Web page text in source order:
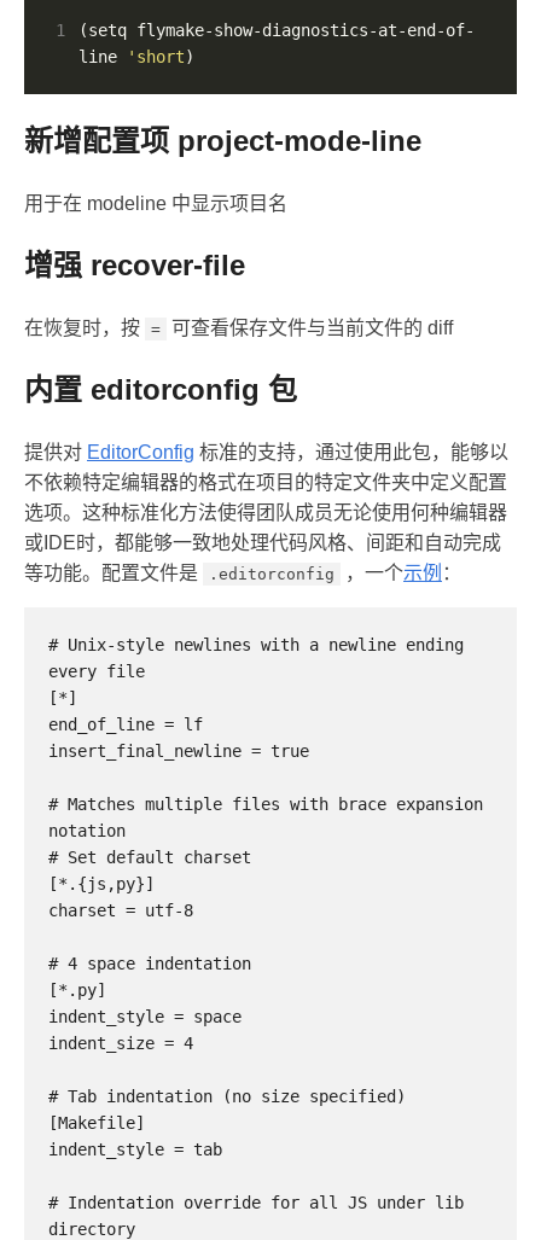
1
(setq flymake-show-diagnostics-at-end-of-
line
'short)
新增配置项 project-mode-line
用于在 modeline 中显示项目名
增强 recover-file
在恢复时，按 = 可查看保存文件与当前文件的 diff
内置 editorconfig 包
提供对 EditorConfig 标准的支持，通过使用此包，能够以
不依赖特定编辑器的格式在项目的特定文件夹中定义配置
选项。这种标准化方法使得团队成员无论使用何种编辑器
或IDE时，都能够一致地处理代码风格、间距和自动完成
等功能。配置文件是
.editorconfig ，一个示例 ：
# Unix-style newlines with a newline ending
every file
[*]
end_of_line = lf
insert_final_newline = true
# Matches multiple files with brace expansion
notation
# Set default charset
[*.{js,py}]
charset = utf-8
# 4 space indentation
[*.py]
indent_style = space
indent_size = 4
# Tab indentation (no size specified)
[Makefile]
indent_style = tab
# Indentation override for all JS under lib
directory